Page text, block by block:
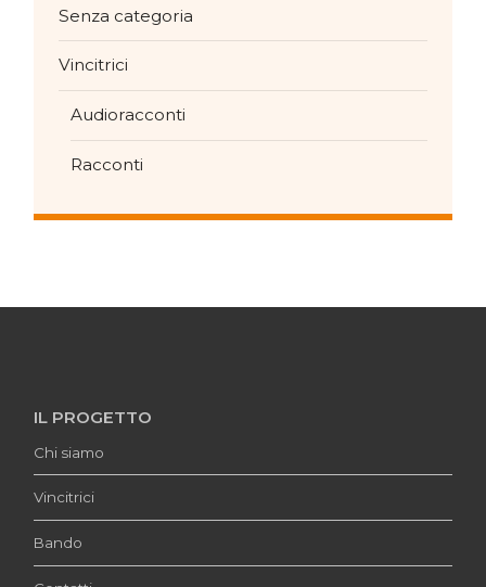
Senza categoria
Vincitrici
Audioracconti
Racconti
IL PROGETTO
Chi siamo
Vincitrici
Bando